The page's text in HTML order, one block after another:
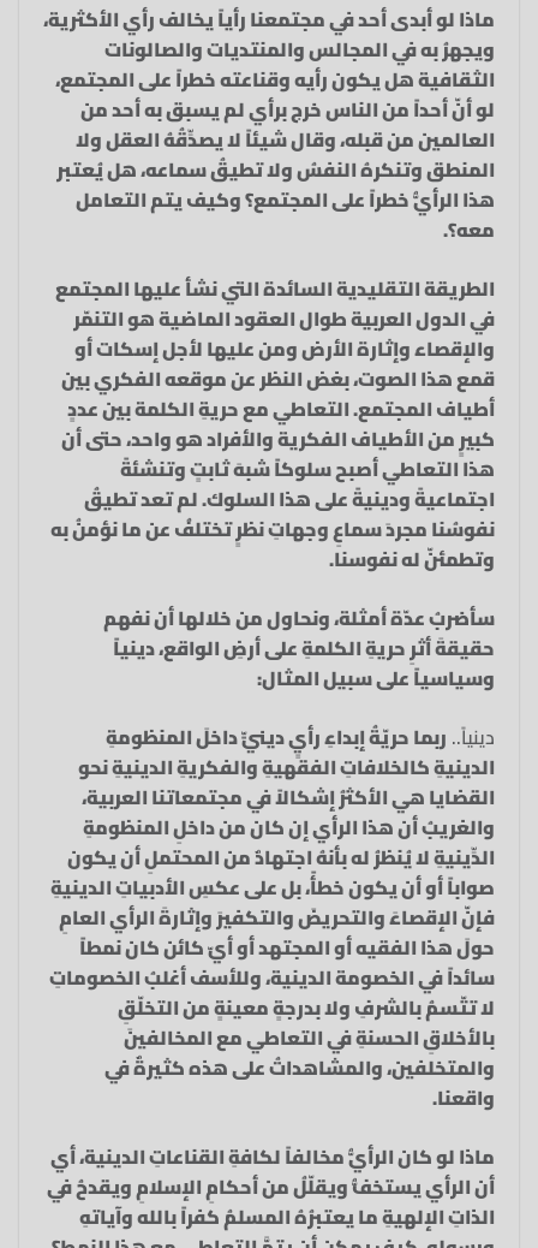
ماذا لو أبدى أحد في مجتمعنا رأياً يخالف رأي الأكثرية،
ويجهرُ به في المجالس والمنتديات والصالونات
الثقافية هل يكون رأيه وقناعته خطراً على المجتمع،
لو أنّ أحداً من الناس خرج برأي لم يسبق به أحد من
العالمين من قبله، وقال شيئاً لا يصدِّقُهُ العقل ولا
المنطق وتنكرهُ النفسُ ولا تطيقُ سماعه، هل يُعتبر
هذا الرأيُّ خطراً على المجتمع؟ وكيف يتم التعامل
معه؟.
الطريقة التقليدية السائدة التي نشأ عليها المجتمع
في الدول العربية طوال العقود الماضية هو التنمّر
والإقصاء وإثارة الأرض ومن عليها لأجل إسكات أو
قمع هذا الصوت، بغض النظر عن موقعه الفكري بين
أطياف المجتمع. التعاطي مع حريةِ الكلمة بين عددٍ
كبيرٍ من الأطياف الفكرية والأفراد هو واحد، حتى أن
هذا التعاطي أصبح سلوكاً شبهَ ثابتٍ وتنشئةً
اجتماعيةً ودينيةً على هذا السلوك. لم تعد تطيقُ
نفوسُنا مجردَ سماعِ وجهاتِ نظرٍ تختلفُ عن ما نؤمنُ به
وتطمئنّ له نفوسنا.
سأضربُ عدّة أمثلة، ونحاول من خلالها أن نفهم
حقيقةَ أثرِ حريةِ الكلمةِ على أرضِ الواقع، دينياً
وسياسياً على سبيل المثال:
دينياً.. ربما حريّةُ إبداءِ رأيٍ دينيٍّ داخلَ المنظومةِ
الدينيةِ كالخلافاتِ الفقهيةِ والفكريةِ الدينيةِ نحو
القضايا هي الأكثرُ إشكالاً في مجتمعاتنا العربية،
والغريبُ أن هذا الرأي إن كان من داخلِ المنظومةِ
الدِّينيةِ لا يُنظرُ له بأنهُ اجتهادٌ من المحتملِ أن يكون
صواباً أو أن يكون خطأً، بل على عكسِ الأدبياتِ الدينيةِ
فإنّ الإقصاءَ والتحريضَ والتكفيرَ وإثارةَ الرأي العامِ
حولَ هذا الفقيه أو المجتهد أو أيّ كائن كان نمطاً
سائداً في الخصومة الدينية، وللأسف أغلبُ الخصوماتِ
لا تتّسمُ بالشرفِ ولا بدرجةٍ معينةٍ من التخلّقِ
بالأخلاقِ الحسنةِ في التعاطي مع المخالفينَ
والمتخلفين، والمشاهداتُ على هذه كثيرةٌ في
واقعنا.
ماذا لو كان الرأيُّ مخالفاً لكافةِ القناعاتِ الدينية، أي
أن الرأي يستخفُّ ويقلّلُ من أحكامِ الإسلامِ ويقدحُ في
الذاتِ الإلهيةِ ما يعتبرُهُ المسلمُ كفراً بالله وآياتهِ